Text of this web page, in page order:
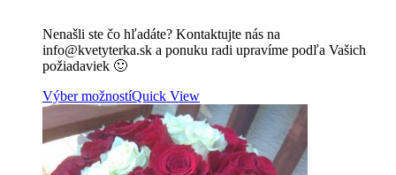
Nenašli ste čo hľadáte? Kontaktujte nás na
info@kvetyterka.sk a ponuku radi upravíme podľa Vašich
požiadaviek 🙂
Výber možnostíQuick View